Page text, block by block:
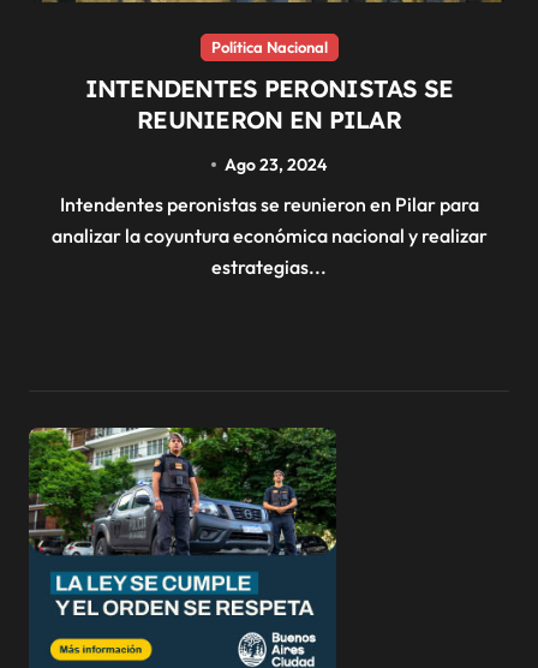
Política Nacional
INTENDENTES PERONISTAS SE
REUNIERON EN PILAR
Ago 23, 2024
Intendentes peronistas se reunieron en Pilar para
analizar la coyuntura económica nacional y realizar
estrategias...